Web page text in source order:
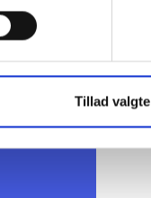
Tillad valgte